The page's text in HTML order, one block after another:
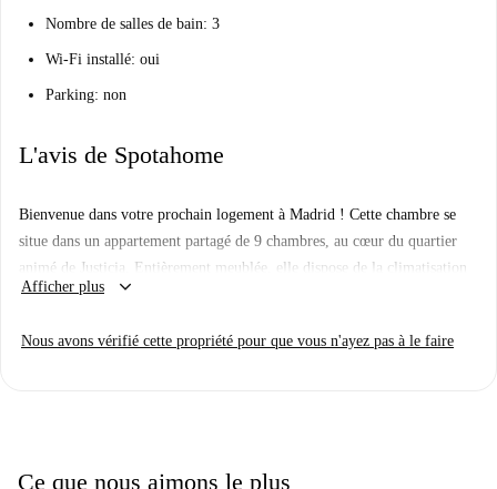
Nombre de salles de bain: 3
Wi-Fi installé: oui
Parking: non
L'avis de Spotahome
Bienvenue dans votre prochain logement à Madrid ! Cette chambre se
situe dans un appartement partagé de 9 chambres, au cœur du quartier
animé de Justicia. Entièrement meublée, elle dispose de la climatisation
individuelle, d'un lave-linge, d'une télévision et d'un système de
balcon et un ascenseur. Cette annonce a été vérifiée par Spotahome, gage
Afficher plus keyboard_arrow_down
Nous avons vérifié cette propriété pour que vous n'ayez pas à le faire
Ce que nous aimons le plus